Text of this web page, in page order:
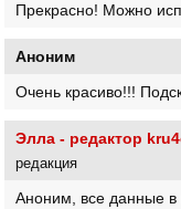
Прекрасно! Можно
Аноним
Очень красиво!!!
Элла - редактор
редакция
Аноним, все данные